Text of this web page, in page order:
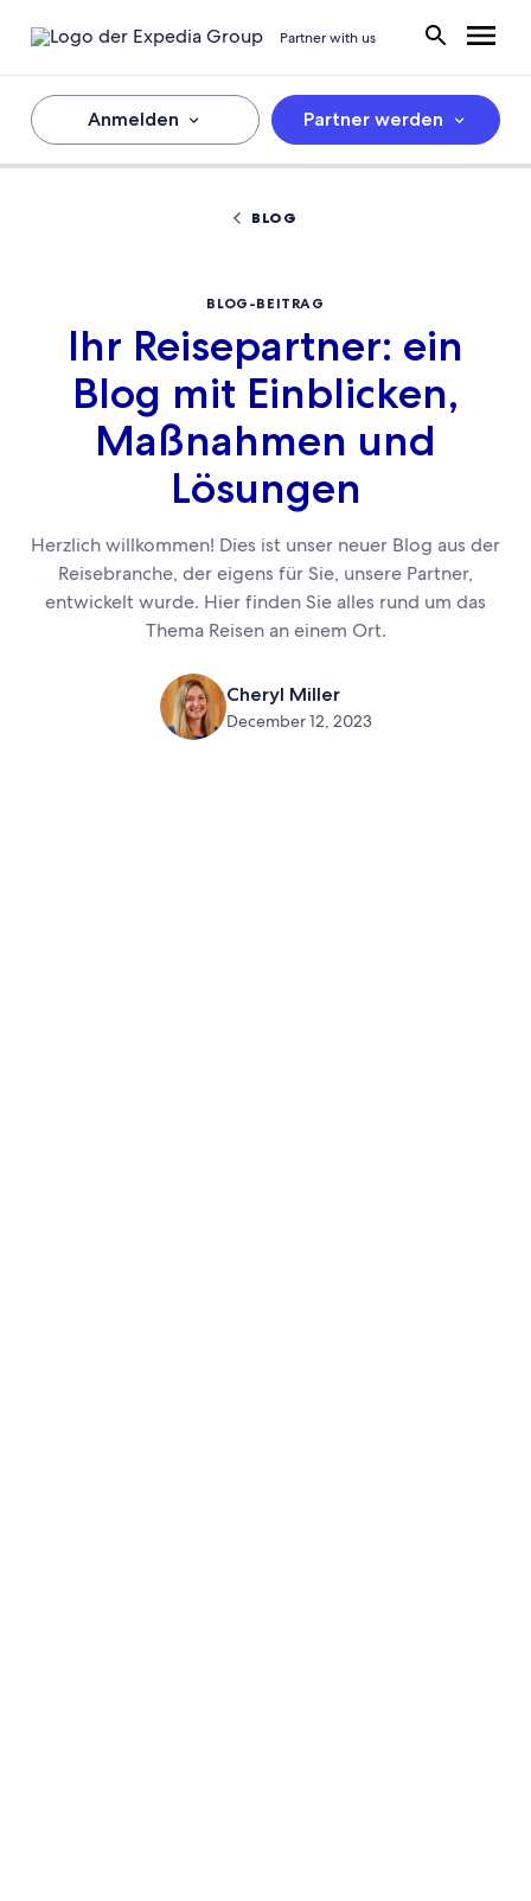
Partner with us
Anmelden Partner werden
BLOG
BLOG-BEITRAG
Ihr Reisepartner: ein
Blog mit Einblicken,
Maßnahmen und
Lösungen
Herzlich willkommen! Dies ist unser neuer Blog aus der
Reisebranche, der eigens für Sie, unsere Partner,
entwickelt wurde. Hier finden Sie alles rund um das
Thema Reisen an einem Ort.
Cheryl Miller
December 12, 2023